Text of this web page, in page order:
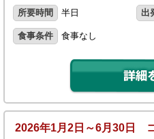
所要時間
半日 出
食事条件 食事なし
2026年1月2日～6月30日